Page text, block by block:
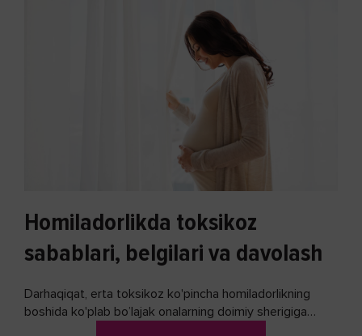
Homiladorlikda toksikoz
sabablari, belgilari va davolash
Darhaqiqat, erta toksikoz ko'pincha homiladorlikning
boshida ko'plab bo’lajak onalarning doimiy sherigiga